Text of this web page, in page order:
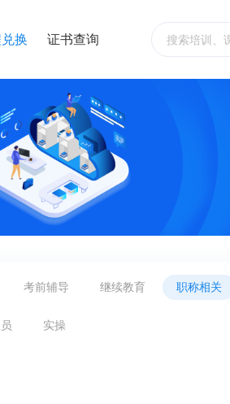
换 证书查询
考前辅导 继续教育 职称相关
实操